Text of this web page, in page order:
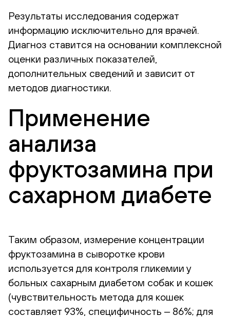
Результаты исследования содержат
информацию исключительно для врачей.
Диагноз ставится на основании комплексной
оценки различных показателей,
дополнительных сведений и зависит от
методов диагностики.
Применение
анализа
фруктозамина при
сахарном диабете
Таким образом, измерение концентрации
фруктозамина в сыворотке крови
используется для контроля гликемии у
больных сахарным диабетом собак и кошек
(чувствительность метода для кошек
составляет 93%, специфичность ‒ 86%; для